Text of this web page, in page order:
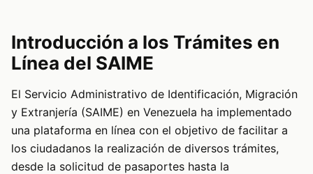
Introducción a los Trámites en
Línea del SAIME
El Servicio Administrativo de Identificación, Migración
y Extranjería (SAIME) en Venezuela ha implementado
una plataforma en línea con el objetivo de facilitar a
los ciudadanos la realización de diversos trámites,
desde la solicitud de pasaportes hasta la